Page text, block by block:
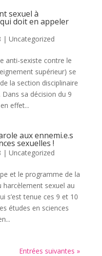
sexuel à
doit en appeler
| Uncategorized
anti-sexiste contre le
supérieur) se
la section disciplinaire
Dans sa décision du 9
effet...
aux ennemi.e.s
sexuelles !
| Uncategorized
et le programme de la
harcèlement sexuel au
s’est tenue ces 9 et 10
études en sciences
Entrées suivantes »